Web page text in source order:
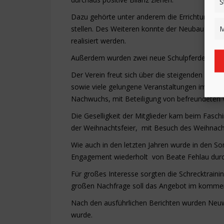
Dazu gehörte unter anderem die Errichtung
stellen. Des Weiteren konnte der Neubau
realisiert werden.
Außerdem wurden zwei neue Schulpferde
Der Verein freut sich über die steigenden
sowie viele gelungene Veranstaltungen im
Nachwuchs, mit Beteiligung von
Die Geselligkeit der Mitglieder kam beim
der Weihnachtsfeier, mit Besuch des
Wie auch in den letzten Jahren wurde in den
Engagement wiederholt von Beate Fehlau
Für großes Interesse sorgten die
großen Nachfrage soll das Angebot im
Nach den ausführlichen Berichten wurden
wurde.